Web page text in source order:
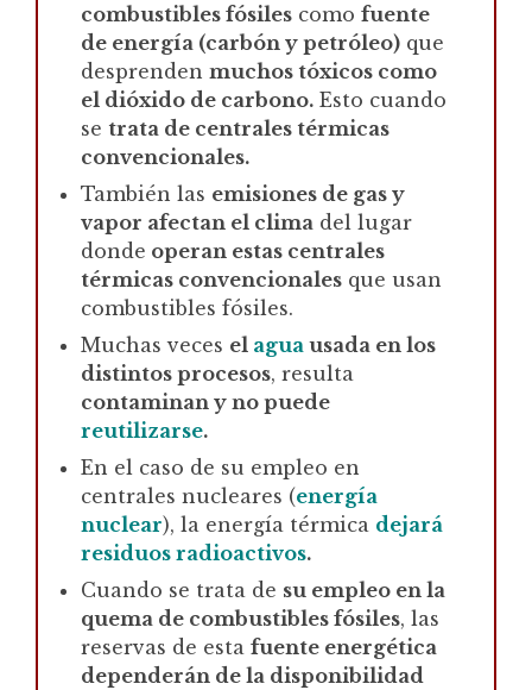
combustibles fósiles como fuente
de energía (carbón y petróleo) que
desprenden muchos tóxicos como
el dióxido de carbono. Esto cuando
se trata de centrales térmicas
convencionales.
También las emisiones de gas y
vapor afectan el clima del lugar
donde operan estas centrales
térmicas convencionales que usan
combustibles fósiles.
Muchas veces el agua usada en los
distintos procesos, resulta
contaminan y no puede
reutilizarse.
En el caso de su empleo en
centrales nucleares (energía
nuclear), la energía térmica dejará
residuos radioactivos.
Cuando se trata de su empleo en la
quema de combustibles fósiles, las
reservas de esta fuente energética
dependerán de la disponibilidad